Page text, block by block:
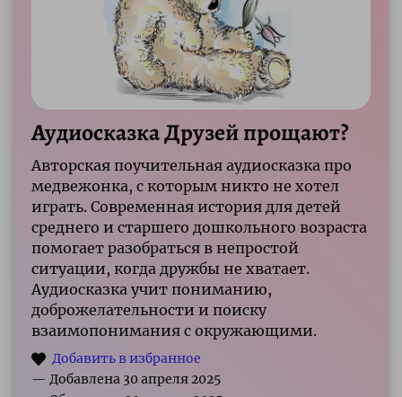
Аудиосказка Друзей прощают?
Авторская поучительная аудиосказка про
медвежонка, с которым никто не хотел
играть. Современная история для детей
среднего и старшего дошкольного возраста
помогает разобраться в непростой
ситуации, когда дружбы не хватает.
Аудиосказка учит пониманию,
доброжелательности и поиску
взаимопонимания с окружающими.